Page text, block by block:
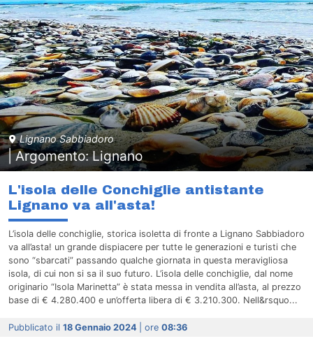
Lignano Sabbiadoro
| Argomento: Lignano
L'isola delle Conchiglie antistante
Lignano va all'asta!
L’isola delle conchiglie, storica isoletta di fronte a Lignano Sabbiadoro
va all’asta! un grande dispiacere per tutte le generazioni e turisti che
sono “sbarcati” passando qualche giornata in questa meravigliosa
isola, di cui non si sa il suo futuro. L’isola delle conchiglie, dal nome
originario “Isola Marinetta” è stata messa in vendita all’asta, al prezzo
base di € 4.280.400 e un’offerta libera di € 3.210.300. Nell&rsquo...
Pubblicato il 18 Gennaio 2024 | ore 08:36